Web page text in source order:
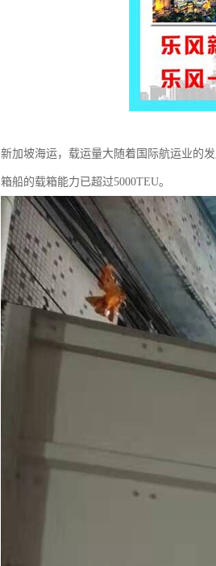
新加坡海运，载运量大随着国际航运业的
箱船的载箱能力已超过5000TEU。